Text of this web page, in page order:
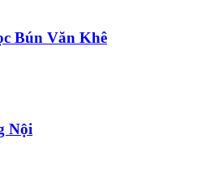
Bún Văn Khê
Nội